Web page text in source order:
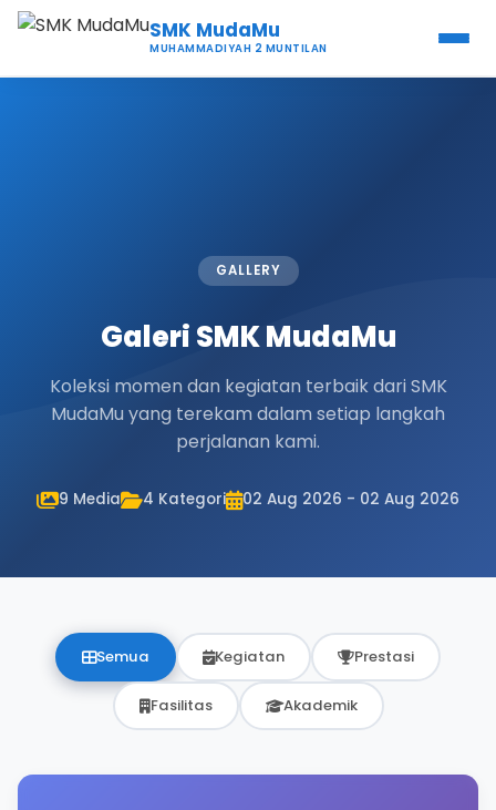
SMK MudaMu
MUHAMMADIYAH 2 MUNTILAN
GALLERY
Galeri SMK MudaMu
Koleksi momen dan kegiatan terbaik dari SMK
MudaMu yang terekam dalam setiap langkah
perjalanan kami.
9 Media 4 Kategori 02 Aug 2026 - 02 Aug 2026
Semua Kegiatan Prestasi
Fasilitas Akademik